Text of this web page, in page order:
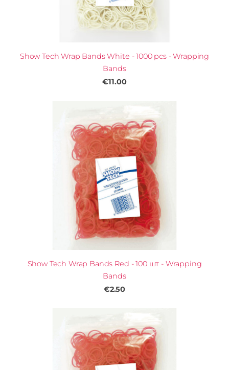
Show Tech Wrap Bands White - 1000 pcs - Wrapping
Bands
€11.00
Show Tech Wrap Bands Red - 100 шт - Wrapping
Bands
€2.50